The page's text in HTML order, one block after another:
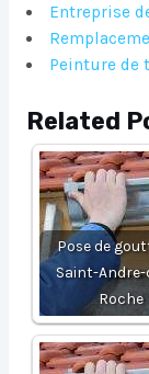
Entreprise
Peinture de
Related
Pose de
Saint-
Roche